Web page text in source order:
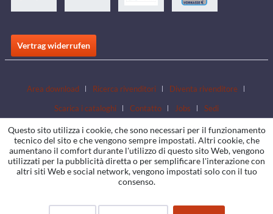
Vertrag widerrufen
Area download Ricerca rivenditori
Diventa rivenditore
Scarica i cataloghi
Contatto Jobs Sedi
Questo sito utilizza i cookie, che sono necessari per il funzionamento
tecnico del sito e che vengono sempre impostati. Altri cookie, che
aumentano il comfort durante l'utilizzo di questo sito Web, vengono
utilizzati per la pubblicità diretta o per semplificare l'interazione con
altri siti Web e social network, vengono impostati solo con il tuo
consenso.